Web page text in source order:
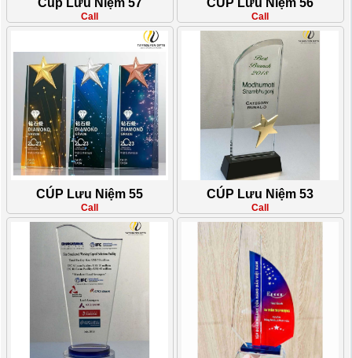
Call Call
CÚP Lưu Niệm 55
Call
CÚP Lưu Niệm 53
Call